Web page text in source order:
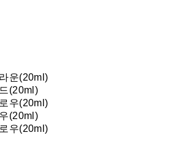
운(20ml)
(20ml)
우(20ml)
(20ml)
우(20ml)